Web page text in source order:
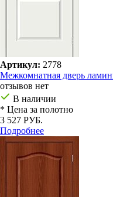
Артикул: 2778
Межкомнатная дверь
отзывов нет
В наличии
* Цена за полотно
3 527 РУБ.
Подробнее